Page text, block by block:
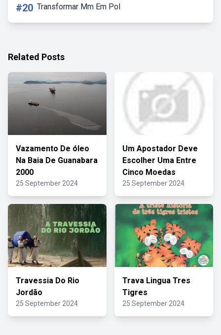
#20 Transformar Mm Em Pol
Related Posts
Vazamento De óleo
Na Baia De Guanabara
2000
25 September 2024
Um Apostador Deve
Escolher Uma Entre
Cinco Moedas
25 September 2024
Travessia Do Rio
Jordão
25 September 2024
Trava Lingua Tres
Tigres
25 September 2024